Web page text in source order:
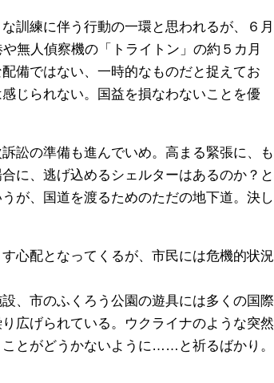
訓練に伴う行動の一環と思われるが、６月
無人偵察機の「トライトン」の約５カ月
備ではない、一時的なものだと捉えてお
じられない。国益を損なわないことを優
訟の準備も進んでいめ。高まる緊張に、も
に、逃げ込めるシェルターはあるのか？と
が、国道を渡るためのただの地下道。決し
心配となってくるが、市民には危機的状況
、市のふくろう公園の遊具には多くの国際
広げられている。ウクライナのような突然
とがどうかないように……と祈るばかり。